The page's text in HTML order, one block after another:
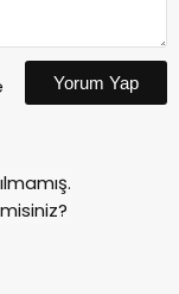
Yorum Yap